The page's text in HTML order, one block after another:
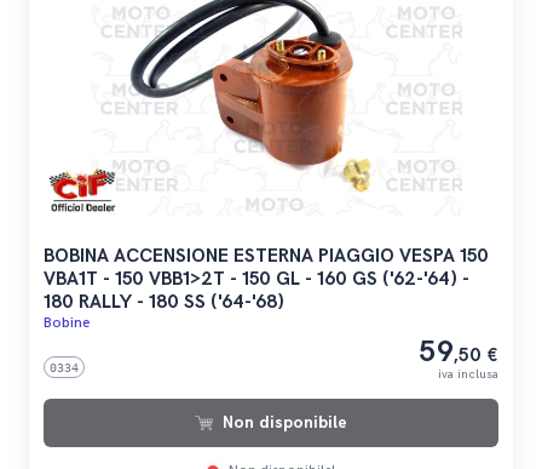
BOBINA ACCENSIONE ESTERNA PIAGGIO VESPA 150
VBA1T - 150 VBB1>2T - 150 GL - 160 GS ('62-'64) -
180 RALLY - 180 SS ('64-'68)
Bobine
0334 59,50 €
iva inclusa
Non disponibile